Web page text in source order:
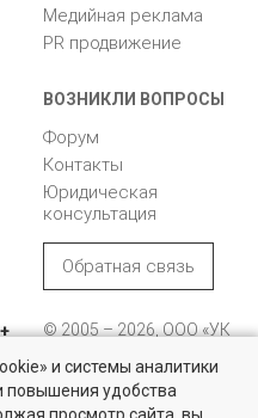
Медийная реклама
PR продвижение
ВОЗНИКЛИ ВОПРОСЫ
Форум
Контакты
Юридическая
консультация
Обратная связь
© 2005 – 2026, ООО «УК
196105, Санкт-
Петербург, пр. Юрия
и системы аналитики
повышения удобства